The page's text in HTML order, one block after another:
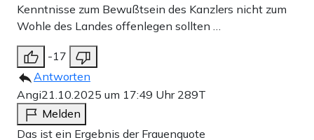
Kenntnisse zum Bewußtsein des Kanzlers nicht zum
Wohle des Landes offenlegen sollten …
-17
Antworten
Angi21.10.2025 um 17:49 Uhr 289T
Melden
Das ist ein Ergebnis der Frauenquote